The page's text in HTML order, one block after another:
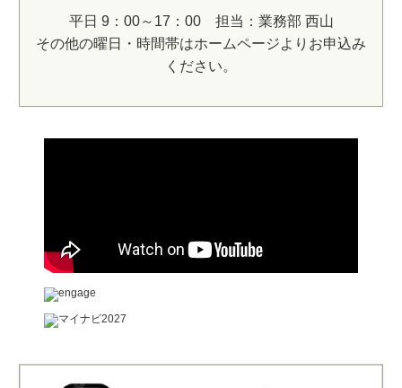
平日 9：00～17：00 担当：業務部 西山
その他の曜日・時間帯はホームページよりお申込み
ください。